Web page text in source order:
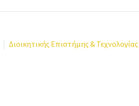
Διοικητικής Επιστήμης & Τεχνολογίας